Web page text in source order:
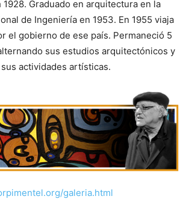
1928. Graduado en arquitectura en la
de Ingeniería en 1953. En 1955 viaja
el gobierno de ese país. Permaneció 5
sus estudios arquitectónicos y
actividades artísticas.
galeria.html